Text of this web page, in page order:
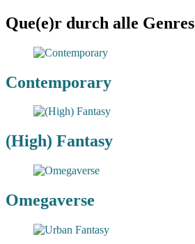
Que(e)r durch alle Genres
Contemporary
(High) Fantasy
Omegaverse